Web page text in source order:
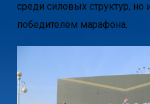
среди силовых структур,
победителем марафона.